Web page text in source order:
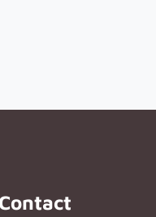
Contact